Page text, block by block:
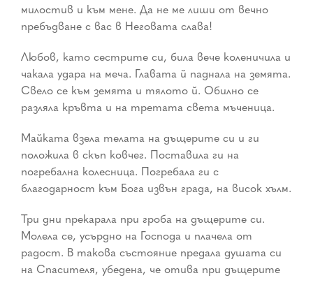
милостив и към мене. Да не ме лиши от вечно
пребъдване с вас в Неговата слава!
Любов, като сестрите си, била вече коленичила и
чакала удара на меча. Главата й паднала на земята.
Свело се към земята и тялото й. Обилно се
разляла кръвта и на третата света мъченица.
Майката взела телата на дъщерите си и ги
положила в скъп ковчег. Поставила ги на
погребална колесница. Погребала ги с
благодарност към Бога извън града, на висок хълм.
Три дни прекарала при гроба на дъщерите си.
Молела се, усърдно на Господа и плачела от
радост. В такова състояние предала душата си
на Спасителя, убедена, че отива при дъщерите